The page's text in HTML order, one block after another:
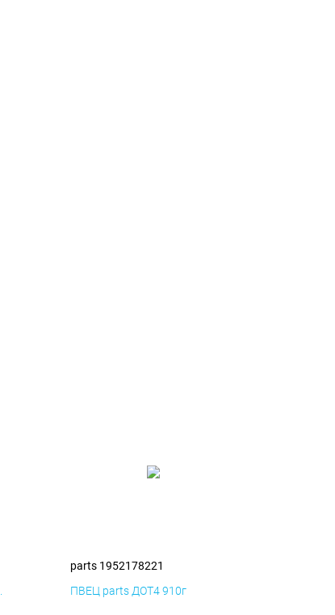
parts 1952178221
ПВЕЦ parts ДОТ4 910г